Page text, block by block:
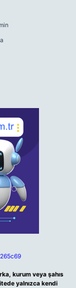
kurum veya şahıs
yalnızca kendi